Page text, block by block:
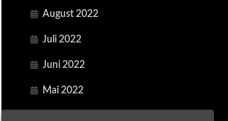
August 2022
Juli 2022
Juni 2022
Mai 2022